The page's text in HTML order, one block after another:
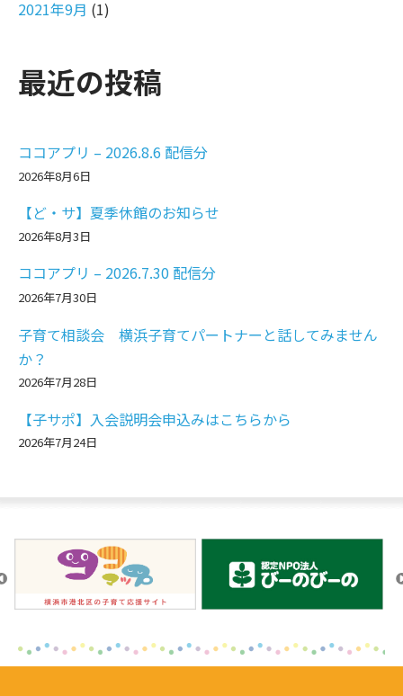
2021年9月 (1)
最近の投稿
ココアプリ – 2026.8.6 配信分
2026年8月6日
【ど・サ】夏季休館のお知らせ
2026年8月3日
ココアプリ – 2026.7.30 配信分
2026年7月30日
子育て相談会 横浜子育てパートナーと話してみません
か？
2026年7月28日
【子サポ】入会説明会申込みはこちらから
2026年7月24日